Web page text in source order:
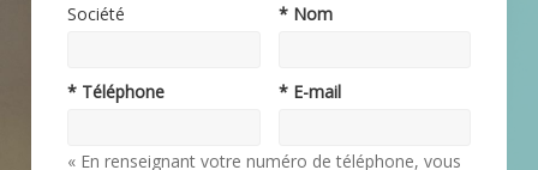
Société * Nom
* Téléphone * E-mail
« En renseignant votre numéro de téléphone, vous